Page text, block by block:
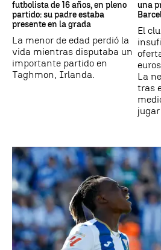
futbolista de 16 años, en pleno
partido: su padre estaba
presente en la grada
La menor de edad perdió la
vida mientras disputaba un
importante partido en
Taghmon, Irlanda.
una
El
La
tras